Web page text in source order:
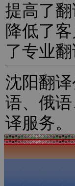
提高了
降低了
了专业翻
沈阳翻
语、俄
译服务。